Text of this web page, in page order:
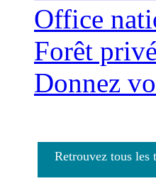
Office
Forêt
Donnez
Retrouvez tous les